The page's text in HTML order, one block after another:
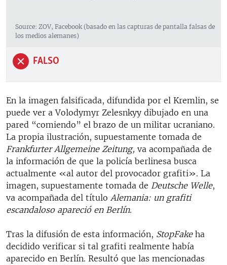
Source: ZOV, Facebook (basado en las capturas de pantalla falsas de
los medios alemanes)
FALSO
En la imagen falsificada, difundida por el Kremlin, se
puede ver a Volodymyr Zelesnkyy dibujado en una
pared “comiendo” el brazo de un militar ucraniano.
La propia ilustración, supuestamente tomada de
Frankfurter Allgemeine Zeitung, va acompañada de
la información de que la policía berlinesa busca
actualmente «al autor del provocador grafiti». La
imagen, supuestamente tomada de Deutsche Welle,
va acompañada del título Alemania: un grafiti
escandaloso apareció en Berlín.
Tras la difusión de esta información, StopFakeha
decidido verificar si tal grafiti realmente había
aparecido en Berlín. Resultó que las mencionadas